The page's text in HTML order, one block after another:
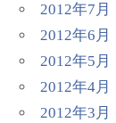
2012年7月
2012年6月
2012年5月
2012年4月
2012年3月